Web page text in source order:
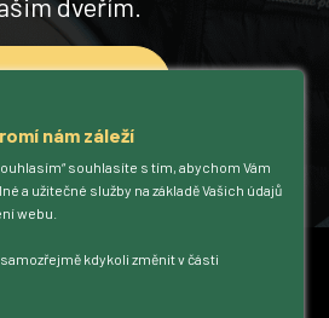
nám záleží
souhlasíte s tím, abychom Vám
a užitečné služby na základě Vašich údajů
webu.
kdykoli změnit v části
funguje?